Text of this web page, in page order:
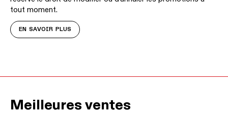
tout moment.
EN SAVOIR PLUS
Meilleures ventes